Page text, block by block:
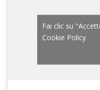
Fai clic su
Cookie Policy